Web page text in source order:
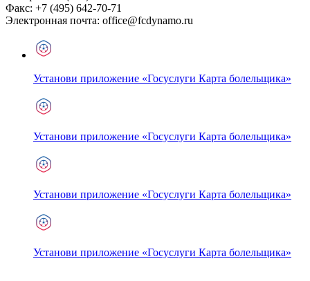
Факс: +7 (495) 642-70-71
Электронная почта: office@fcdynamo.ru
Установи приложение «Госуслуги Карта болельщика»
Установи приложение «Госуслуги Карта болельщика»
Установи приложение «Госуслуги Карта болельщика»
Установи приложение «Госуслуги Карта болельщика»